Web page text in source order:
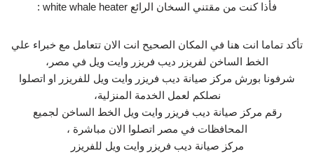
فأذا كنت من مقتني السخان الرائع white whale heater :
تأكد تماما انت هنا في المكان الصحيح انت الان تتعامل مع خبراء علي
الخط الساخن لفريزر ديب فريزر وايت ويل في مصر،
شرفونا بورش مركز صيانة ديب فريزر وايت ويل للفريزر او اتصلوا
نصلكم لعمل الخدمة المنزلية،
رقم مركز صيانة ديب فريزر وايت ويل الخط الساخن لجميع
المحافظات في مصر اتصلوا الان مباشرة ،
مركز صيانة ديب فريزر وايت ويل للفريزر